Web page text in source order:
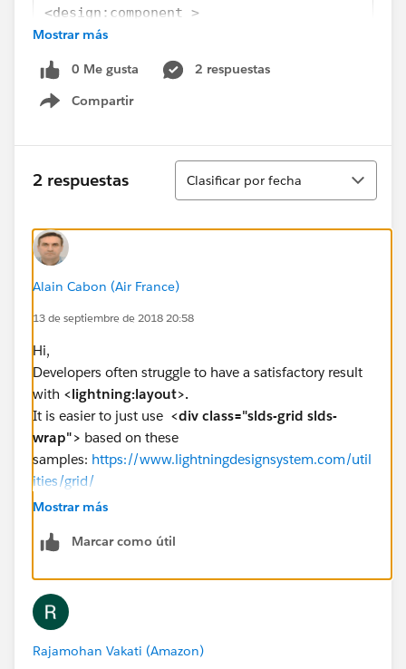
<design:component >
    <flexipage:template >
<flexipage:region name="main"
        </flexipage:region>
    </flexipage:template>
Mostrar más
0 Me gusta
2 respuestas
Compartir
Show menu
2 respuestas
Ordenar
Clasificar por fecha
Alain Cabon (Air France)
13 de septiembre de 2018 20:58
Hi,
Developers often struggle to have a satisfactory result
with <lightning:layout>.
It is easier to just use <div class="slds-grid slds-
wrap"> based on these
samples: https://www.lightningdesignsystem.com/util
ities/grid/
<aura:component
    <div class="slds-grid slds-wrap">
<div class="slds-col slds-size_1-
            <span>{!v.left}</span>
Mostrar más
Marcar como útil
Rajamohan Vakati (Amazon)